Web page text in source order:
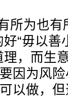
所为也
“毋以善
，而生
因为风
以做，